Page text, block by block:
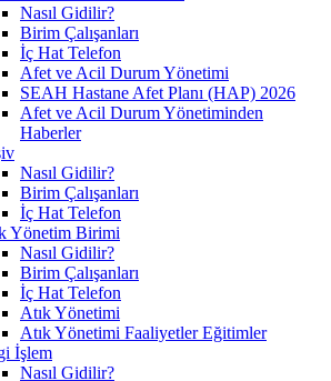
Nasıl Gidilir?
Birim Çalışanları
İç Hat Telefon
Afet ve Acil Durum Yönetimi
SEAH Hastane Afet Planı (HAP) 2026
Afet ve Acil Durum Yönetiminden
Haberler
Nasıl Gidilir?
Birim Çalışanları
İç Hat Telefon
Yönetim Birimi
Nasıl Gidilir?
Birim Çalışanları
İç Hat Telefon
Atık Yönetimi
Atık Yönetimi Faaliyetler Eğitimler
İşlem
Nasıl Gidilir?